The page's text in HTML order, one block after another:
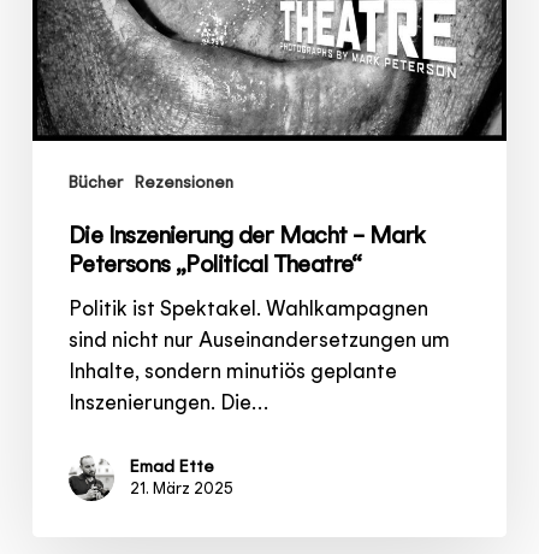
Bücher Rezensionen
Die Inszenierung der Macht – Mark
Petersons „Political Theatre“
Politik ist Spektakel. Wahlkampagnen
sind nicht nur Auseinandersetzungen um
Inhalte, sondern minutiös geplante
Inszenierungen. Die…
Emad Ette
21. März 2025